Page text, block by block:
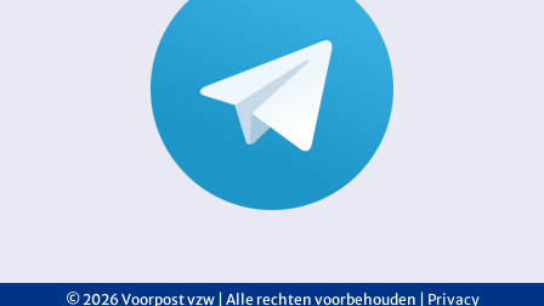
©2026 Voorpost vzw | Alle rechten voorbehouden | Privacy